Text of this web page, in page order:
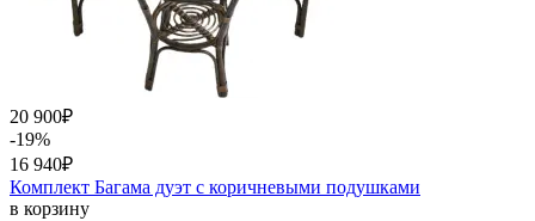
20 900₽
-19%
16 940₽
Комплект Багама дуэт с коричневыми подушками
в корзину